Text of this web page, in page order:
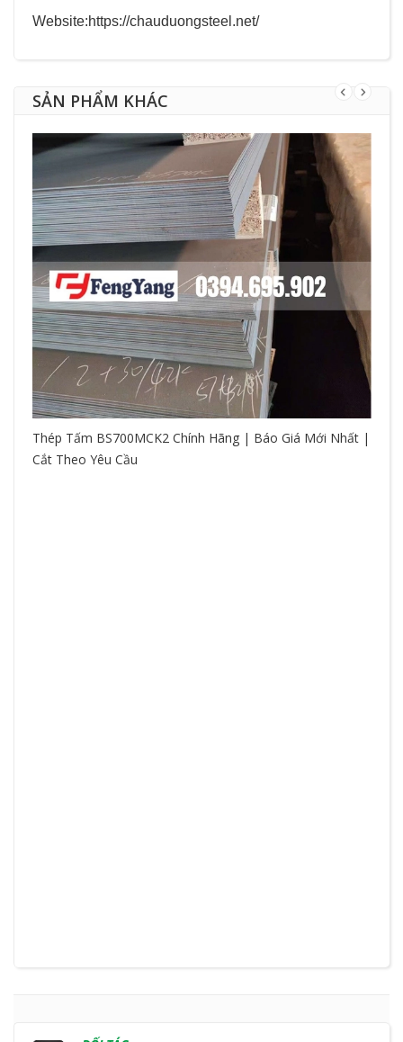
Website:https://chauduongsteel.net/
SẢN PHẨM KHÁC
Thép Tấm BS700MCK2 Chính Hãng | Báo Giá Mới Nhất |
Cắt Theo Yêu Cầu